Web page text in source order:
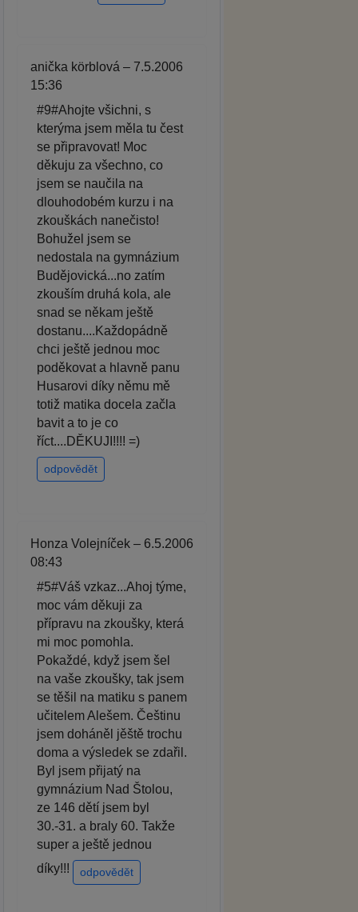
anička körblová – 7.5.2006
15:36
#9#Ahojte všichni, s
kterýma jsem měla tu čest
se připravovat! Moc
děkuju za všechno, co
jsem se naučila na
dlouhodobém kurzu i na
zkouškách nanečisto!
Bohužel jsem se
nedostala na gymnázium
Budějovická...no zatím
zkouším druhá kola, ale
snad se někam ještě
dostanu....Každopádně
chci ještě jednou moc
poděkovat a hlavně panu
Husarovi díky němu mě
totiž matika docela začla
bavit a to je co
říct....DĚKUJI!!!! =)
odpovědět
Honza Volejníček – 6.5.2006
08:43
#5#Váš vzkaz...Ahoj týme,
moc vám děkuji za
přípravu na zkoušky, která
mi moc pomohla.
Pokaždé, když jsem šel
na vaše zkoušky, tak jsem
se těšil na matiku s panem
učitelem Alešem. Češtinu
jsem doháněl jěště trochu
doma a výsledek se zdařil.
Byl jsem přijatý na
gymnázium Nad Štolou,
ze 146 dětí jsem byl
30.-31. a braly 60. Takže
super a ještě jednou
díky!!!
odpovědět